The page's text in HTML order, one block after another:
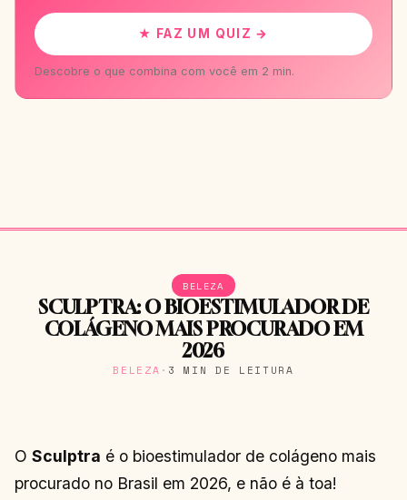
★ FAZ UM QUIZ →
Descobre o que combina com você em 2 min.
BELEZA
SCULPTRA: O BIOESTIMULADOR DE
COLÁGENO MAIS PROCURADO EM
2026
BELEZA · 3 MIN DE LEITURA
O Sculptra é o bioestimulador de colágeno mais
procurado no Brasil em 2026, e não é à toa!